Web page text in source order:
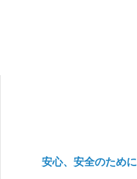
安心、安全のために